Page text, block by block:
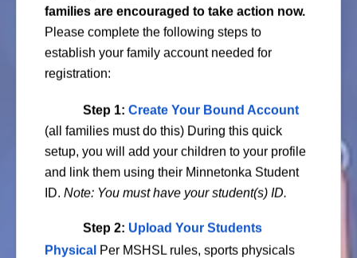
families are encouraged to take action now.
Please complete the following steps to
establish your family account needed for
registration:
Step 1: Create Your Bound Account
(all families must do this) During this quick
setup, you will add your children to your profile
and link them using their Minnetonka Student
ID. Note: You must have your student(s) ID.
Step 2: Upload Your Students
Physical Per MSHSL rules, sports physicals